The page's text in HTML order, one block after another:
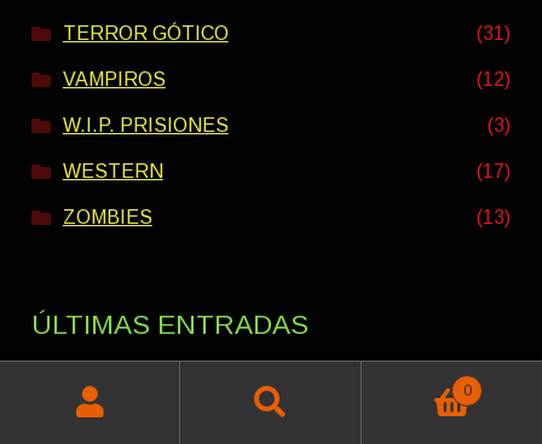
TERROR GÓTICO (31)
VAMPIROS (12)
W.I.P. PRISIONES (3)
WESTERN (17)
ZOMBIES (13)
ÚLTIMAS ENTRADAS
Buscar
0